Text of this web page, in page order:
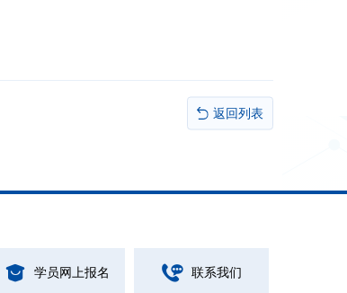
返回列表
学员网上报名 联系我们